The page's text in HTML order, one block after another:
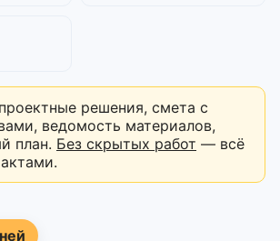
проектные решения, смета с
ведомость материалов,
план. Без скрытых работ — всё